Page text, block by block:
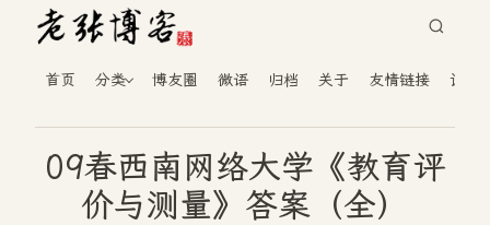
首页 分类 博友圈 微语 归档 关于 友情链接 读者
09春西南网络大学《教育评
价与测量》答案（全）